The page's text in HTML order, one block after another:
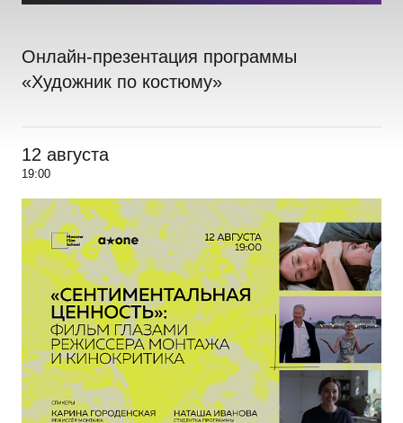
Онлайн-презентация программы
«Художник по костюму»
12 августа
19:00